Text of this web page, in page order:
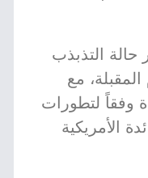
حالة التذبذب
مع
وفقاً لتطورات
الأمريكية